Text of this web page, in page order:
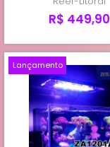
R$ 449,90
Lançamento